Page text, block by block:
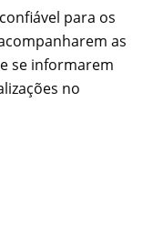
para os
as
se informarem
no